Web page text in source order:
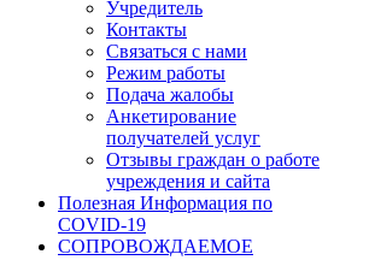
Учредитель
Контакты
Связаться с нами
Режим работы
Подача жалобы
Анкетирование
получателей услуг
Отзывы граждан о работе
учреждения и сайта
Полезная Информация по
COVID-19
СОПРОВОЖДАЕМОЕ